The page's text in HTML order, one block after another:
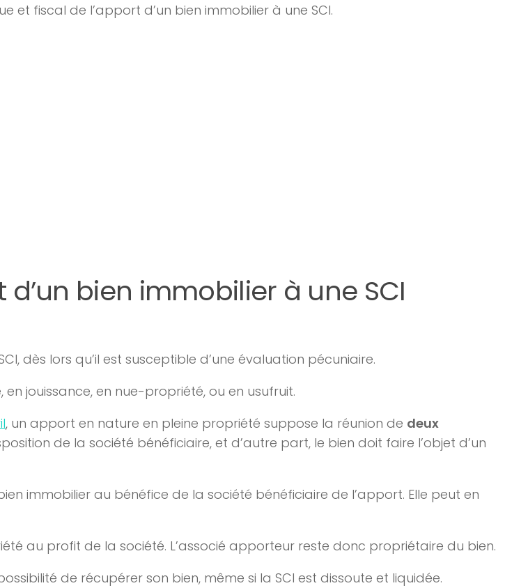
fiscal de l’apport d’un bien immobilier à une SCI.
bien immobilier à une SCI
dès lors qu’il est susceptible d’une évaluation pécuniaire.
jouissance, en nue-propriété, ou en usufruit.
, un apport en nature en pleine propriété suppose la réunion de deux
de la société bénéficiaire, et d’autre part, le bien doit faire l’objet d’un
immobilier au bénéfice de la société bénéficiaire de l’apport. Elle peut en
au profit de la société. L’associé apporteur reste donc propriétaire du bien.
de récupérer son bien, même si la SCI est dissoute et liquidée.